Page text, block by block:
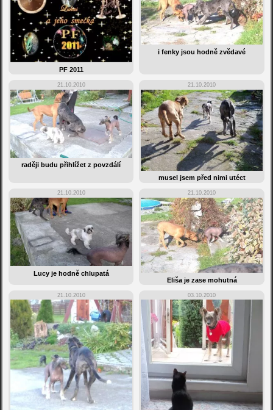
PF 2011
i fenky jsou hodně zvědavé
21.10.2010
raději budu přihlížet z povzdálí
21.10.2010
musel jsem před nimi utéct
21.10.2010
Lucy je hodně chlupatá
21.10.2010
Eliša je zase mohutná
21.10.2010 03.10.2010